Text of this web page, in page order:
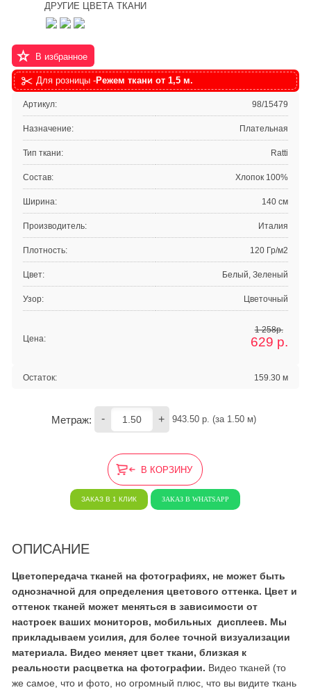
ДРУГИЕ ЦВЕТА ТКАНИ
В избранное
Для розницы -Режем ткани от 1,5 м.
Артикул: 98/15479
Назначение: Плательная
Тип ткани: Ratti
Состав: Хлопок 100%
Ширина: 140 см
Производитель: Италия
Плотность: 120 Гр/м2
Цвет: Белый, Зеленый
Узор: Цветочный
Цена:
1 258р.
629 р.
Остаток: 159.30 м
Метраж: - + 943.50 р. (за 1.50 м)
В КОРЗИНУ
ЗАКАЗ В 1 КЛИК ЗАКАЗ В WHATSAPP
ОПИСАНИЕ
Цветопередача тканей на фотографиях, не может быть
однозначной для определения цветового оттенка. Цвет и
оттенок тканей может меняться в зависимости от
настроек ваших мониторов, мобильных дисплеев. Мы
прикладываем усилия, для более точной визуализации
материала. Видео меняет цвет ткани, близкая к
реальности расцветка на фотографии. Видео тканей (то
же самое, что и фото, но огромный плюс, что вы видите ткань